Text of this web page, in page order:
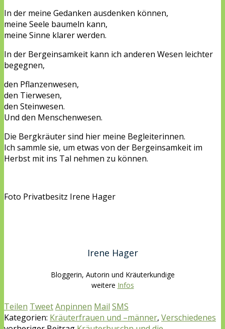
In der meine Gedanken ausdenken können,
meine Seele baumeln kann,
meine Sinne klarer werden.
In der Bergeinsamkeit kann ich anderen Wesen leichter
begegnen,
den Pflanzenwesen,
den Tierwesen,
den Steinwesen.
Und den Menschenwesen.
Die Bergkräuter sind hier meine Begleiterinnen.
Ich sammle sie, um etwas von der Bergeinsamkeit im
Herbst mit ins Tal nehmen zu können.
Foto Privatbesitz Irene Hager
Irene Hager
Bloggerin, Autorin und Kräuterkundige
weitere Infos
Teilen TweetAnpinnen Mail SMS
Kategorien: Kräuterfrauen und –männer, Verschiedenes